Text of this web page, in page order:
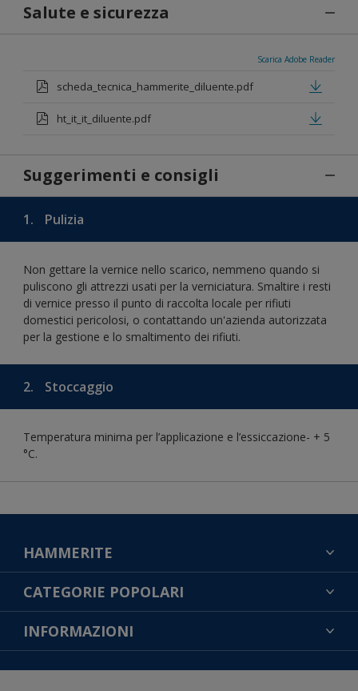
Salute e sicurezza
Scarica Adobe Reader
scheda_tecnica_hammerite_diluente.pdf
ht_it_it_diluente.pdf
Suggerimenti e consigli
1. Pulizia
Non gettare la vernice nello scarico, nemmeno quando si
puliscono gli attrezzi usati per la verniciatura. Smaltire i resti
di vernice presso il punto di raccolta locale per rifiuti
domestici pericolosi, o contattando un'azienda autorizzata
per la gestione e lo smaltimento dei rifiuti.
2. Stoccaggio
Temperatura minima per l’applicazione e l’essiccazione- + 5
°C.
HAMMERITE
TROVA UN COLORE
CONTATTACI
MAPPA DEL SITO
CATEGORIE POPOLARI
NOTE LEGALI
COOKIES
INFORMATIVA SULLA PRIVACY
INFORMAZIONI